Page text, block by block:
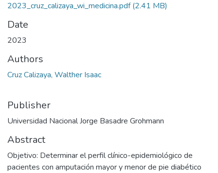
2023_cruz_calizaya_wi_medicina.pdf(2.41 MB)
Date
2023
Authors
Cruz Calizaya, Walther Isaac
Publisher
Universidad Nacional Jorge Basadre Grohmann
Abstract
Objetivo: Determinar el perfil clínico-epidemiológico de
pacientes con amputación mayor y menor de pie diabético